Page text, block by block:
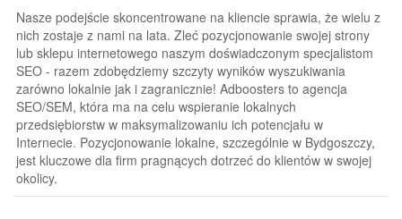
Nasze podejście skoncentrowane na kliencie sprawia, że wielu z
nich zostaje z nami na lata. Zleć pozycjonowanie swojej strony
lub sklepu internetowego naszym doświadczonym specjalistom
SEO - razem zdobędziemy szczyty wyników wyszukiwania
zarówno lokalnie jak i zagranicznie! Adboosters to agencja
SEO/SEM, która ma na celu wspieranie lokalnych
przedsiębiorstw w maksymalizowaniu ich potencjału w
Internecie. Pozycjonowanie lokalne, szczególnie w Bydgoszczy,
jest kluczowe dla firm pragnących dotrzeć do klientów w swojej
okolicy.